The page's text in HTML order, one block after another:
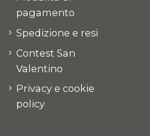
pagamento
Spedizione e resi
Contest San
Valentino
Privacy e cookie
policy